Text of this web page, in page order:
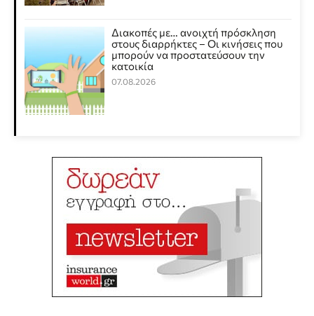
Διακοπές με… ανοιχτή πρόσκληση
στους διαρρήκτες – Οι κινήσεις που
μπορούν να προστατεύσουν την
κατοικία
07.08.2026